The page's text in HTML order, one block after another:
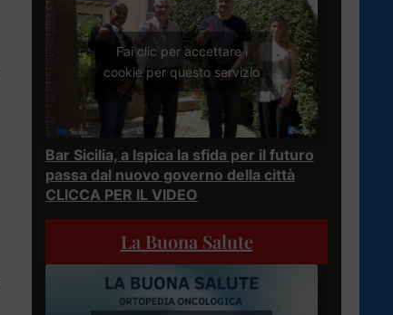
Fai clic per accettare i
cookie per questo servizio
Bar Sicilia, a Ispica la sfida per il futuro
passa dal nuovo governo della città
CLICCA PER IL VIDEO
La Buona Salute